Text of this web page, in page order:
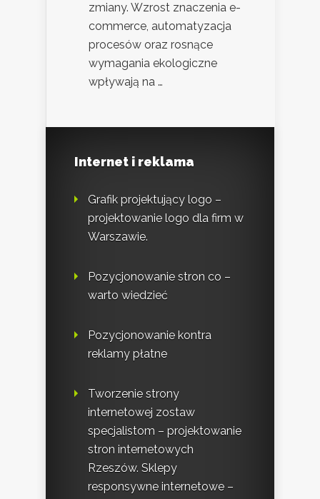
zmiany. Wzrost znaczenia e-
commerce, automatyzacja
procesów oraz rosnące
wymagania ekologiczne
wpływają na …
Internet i reklama
Grafik projektujący logo –
projektowanie logo dla firm w
Warszawie.
Pozycjonowanie stron co –
warto wiedzieć
Pozycjonowanie kontra
reklamy płatne
Tworzenie strony
internetowej zostaw
specjalistom – projektowanie
stron internetowych
Rzeszów. Sklepy
responsywne internetowe –